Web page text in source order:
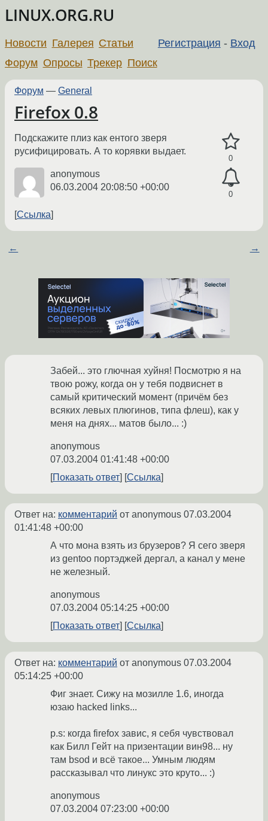
LINUX.ORG.RU
Регистрация - Вход
Новости Галерея Статьи
Форум Опросы Трекер Поиск
Форум — General
Firefox 0.8
0
0
Подскажите плиз как ентого зверя
русифицировать. А то корявки выдает.
anonymous
06.03.2004 20:08:50 +00:00
Ссылка
← →
Забей... это глючная хуйня! Посмотрю я на
твою рожу, когда он у тебя подвиснет в
самый критический момент (причём без
всяких левых плюгинов, типа флеш), как у
меня на днях... матов было... :)
anonymous
07.03.2004 01:41:48 +00:00
Показать ответ
Ссылка
Ответ на: комментарий от anonymous 07.03.2004
01:41:48 +00:00
А что мона взять из брузеров? Я сего зверя
из gentoo портэджей дергал, а канал у мене
не железный.
anonymous
07.03.2004 05:14:25 +00:00
Показать ответ
Ссылка
Ответ на: комментарий от anonymous 07.03.2004
05:14:25 +00:00
Фиг знает. Сижу на мозилле 1.6, иногда
юзаю hacked links...
p.s: когда firefox завис, я себя чувствовал
как Билл Гейт на призентации вин98... ну
там bsod и всё такое... Умным людям
рассказывал что линукс это круто... :)
anonymous
07.03.2004 07:23:00 +00:00